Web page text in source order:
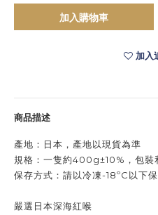
加入購物車
加入
商品描述
產地： 日本， 產地以現貨為準
規格： 一隻約400g±10%，包裝
保存方式： 請以冷凍-18ºC以下
嚴選日本深海紅喉